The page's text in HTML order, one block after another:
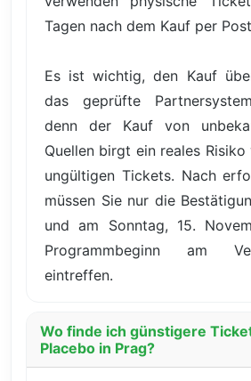
Tagen nach dem Kauf per
Es ist wichtig, den Kauf
das geprüfte
denn der Kauf von
Quellen birgt ein reales
ungültigen Tickets. Nach
müssen Sie nur die
und am Sonntag, 15.
Programmbeginn am
eintreffen.
Wo finde ich günstigere
Placebo in Prag?